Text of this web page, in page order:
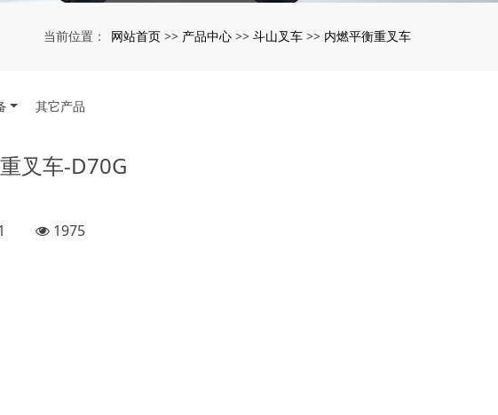
当前位置： 网站首页 >> 产品中心 >> 斗山叉车 >> 内燃平衡重叉车
其它产品
叉车-D70G
1975